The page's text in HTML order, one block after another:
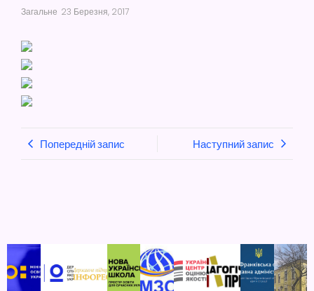
Загальне 23 Березня, 2017
Попередній запис Наступний запис